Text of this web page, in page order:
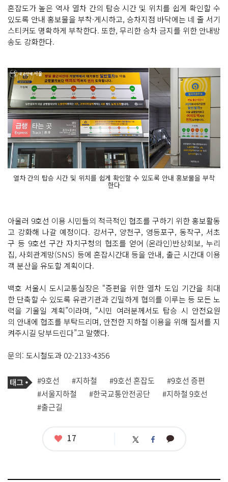
혼잡도가 높은 역사 열차 간의 탑승 시간 및 위치를 쉽게 확인할 수
있도록 안내 홍보물을 부착·게시하고, 승차지점 바닥에는 네 줄 서기
스티커도 명확하게 부착한다. 또한, 무리한 승차 금지를 위한 안내방
송도 강화한다.
열차 간의 탑승 시간 및 위치를 쉽게 확인할 수 있도록 안내 홍보물을 부착
한다
아울러 9호선 이용 시민들의 적극적인 협조를 구하기 위한 홍보활동
고 강화해 나갈 예정이다. 강서구, 양천구, 영등포구, 동작구, 서초
구 등 9호선 구간 자치구청의 협조를 얻어 (온라인)반상회보, 누리
집, 사회관계망(SNS) 등에 혼잡시간대 등을 안내, 출근 시간대 이용
객 분산을 유도할 계획이다.
백호 서울시 도시교통실장은 “증편을 위한 열차 도입 기간을 최대
한 단축할 수 있도록 유관기관과 긴밀하게 협의를 이루는 등 모든 노
력을 기울일 계획”이라며, “시민 여러분께서도 탑승 시 안전요원
의 안내에 협조를 부탁드리며, 안전한 지하철 이용을 위해 질서를 지
켜주시길 당부드린다”고 말했다.
문의: 도시철도과 02-2133-4356
기
사
관
련
태
태
그
#9호선 #지하철 #9호선 혼잡도
#9호선 증편
#서울지하철
#한국교통안전공단
#지하철 9호선
#출근길
좋
17 트 페 카